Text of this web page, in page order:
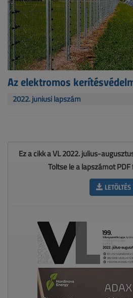
Az elektromos
2022. júniusi lapszám
Ez a cikk a VL 2022. július-
Töltse le a lapszámot
LETÖLTÉS